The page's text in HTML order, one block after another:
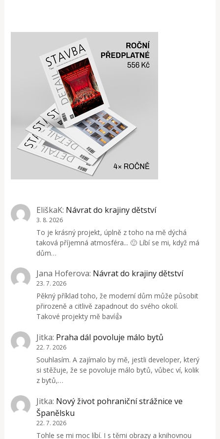
EliškaK: Návrat do krajiny dětství
3. 8. 2026
To je krásný projekt, úplně z toho na mě dýchá
taková příjemná atmosféra... 🙂 Líbí se mi, když má
dům…
Jana Hoferova: Návrat do krajiny dětství
23. 7. 2026
Pěkný příklad toho, že moderní dům může působit
přirozeně a citlivě zapadnout do svého okolí.
Takové projekty mě baví👍
Jitka: Praha dál povoluje málo bytů
22. 7. 2026
Souhlasím. A zajímalo by mě, jestli developer, který
si stěžuje, že se povoluje málo bytů, vůbec ví, kolik
z bytů,…
Jitka: Nový život pohraniční strážnice ve
Španělsku
22. 7. 2026
Tohle se mi moc líbí. I s těmi obrazy a knihovnou